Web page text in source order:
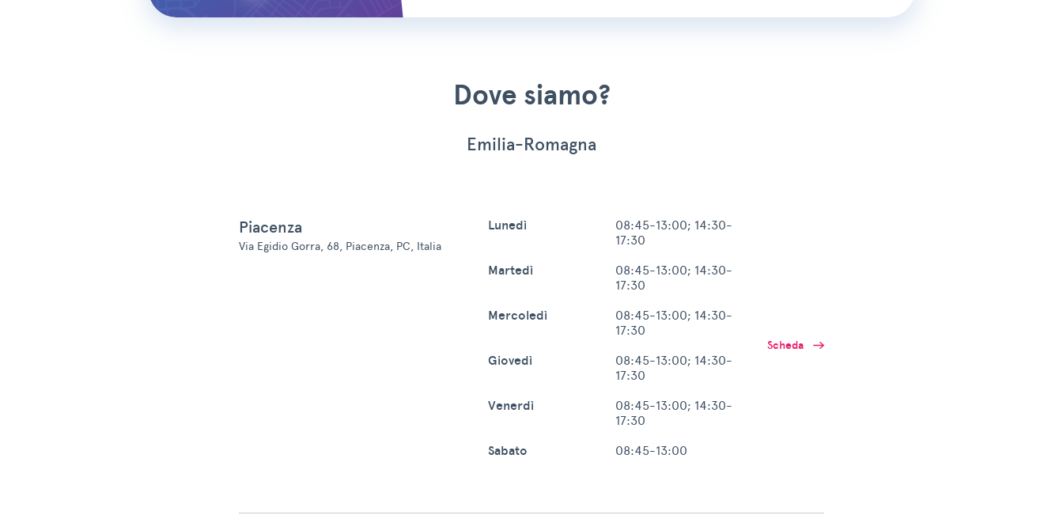
Dove siamo?
Emilia-Romagna
Piacenza
Via Egidio Gorra, 68, Piacenza, PC, Italia
Lunedì
08:45-13:00; 14:30-
17:30
Martedì
08:45-13:00; 14:30-
17:30
Mercoledì
08:45-13:00; 14:30-
17:30
Giovedì
08:45-13:00; 14:30-
17:30
Venerdì
08:45-13:00; 14:30-
17:30
Sabato
08:45-13:00
Scheda